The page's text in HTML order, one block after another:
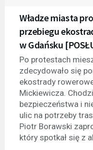
Władze miasta
przebiegu
w Gdańsku
Po protestach
zdecydowało się
ekostrady
Mickiewicza.
bezpieczeństwa i
ulic na potrzeby
Piotr Borawski
który spotkał się z